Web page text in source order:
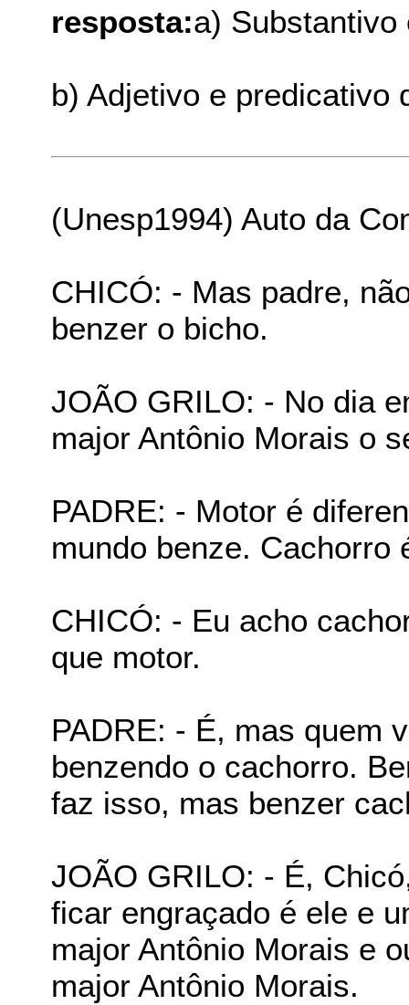
resposta:a) Substantivo
b) Adjetivo e predicativo
(Unesp1994) Auto da
CHICÓ: - Mas padre,
benzer o bicho.
JOÃO GRILO: - No dia
major Antônio Morais o
PADRE: - Motor é
mundo benze. Cachorro
CHICÓ: - Eu acho
que motor.
PADRE: - É, mas quem
benzendo o cachorro.
faz isso, mas benzer
JOÃO GRILO: - É,
ficar engraçado é ele e
major Antônio Morais e
major Antônio Morais.